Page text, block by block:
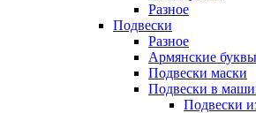
Разное
Подвески
Разное
Армянские буквы
Подвески маски
Подвески в
Подвески